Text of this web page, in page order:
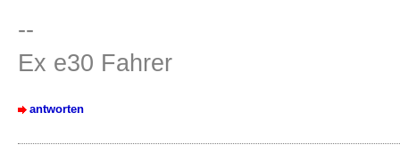
--
Ex e30 Fahrer
antworten